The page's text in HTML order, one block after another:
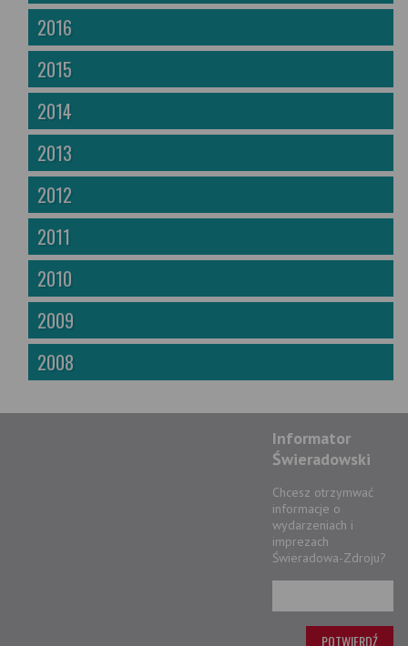
2016
2015
2014
2013
2012
2011
2010
2009
2008
Informator
Świeradowski
Chcesz otrzymwać
informacje o
wydarzeniach i
imprezach
Świeradowa-Zdroju?